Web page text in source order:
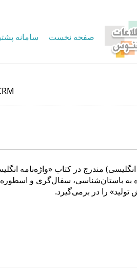
صفحه نخست سامانه
انگلیسی) مندرج در کتاب «واژه‌نامه
به باستان‌شناسی، سفال‌گری و
تولید» را در برمی‌گیرد.